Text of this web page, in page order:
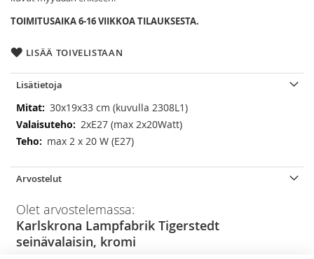
TOIMITUSAIKA 6-16 VIIKKOA TILAUKSESTA.
LISÄÄ TOIVELISTAAN
Lisätietoja
Lisätietoja30x19x33 cm (kuvulla 2308L1)
2xE27 (max 2x20Watt)
max 2 x 20 W (E27)
Arvostelut
Olet arvostelemassa:
Karlskrona Lampfabrik Tigerstedt
seinävalaisin, kromi